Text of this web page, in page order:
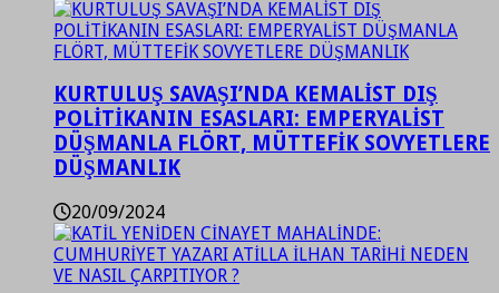
KURTULUŞ SAVAŞI’NDA KEMALİST DIŞ
POLİTİKANIN ESASLARI: EMPERYALİST
DÜŞMANLA FLÖRT, MÜTTEFİK SOVYETLERE
DÜŞMANLIK
20/09/2024